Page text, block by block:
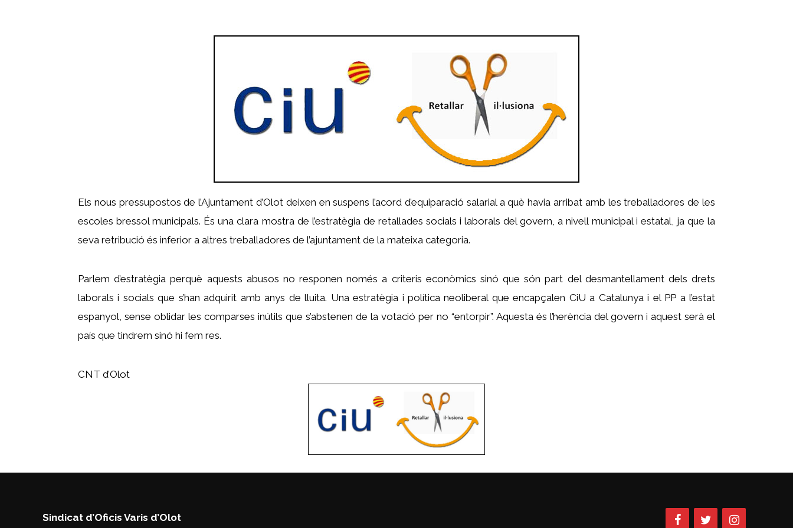
Els nous pressupostos de l’Ajuntament d’Olot deixen en suspens l’acord d’equiparació salarial a què havia arribat amb les treballadores de les
escoles bressol municipals. És una clara mostra de l’estratègia de retallades socials i laborals del govern, a nivell municipal i estatal, ja que la
seva retribució és inferior a altres treballadores de l’ajuntament de la mateixa categoria.
Parlem d’estratègia perquè aquests abusos no responen només a criteris econòmics sinó que són part del desmantellament dels drets
laborals i socials que s’han adquirit amb anys de lluita. Una estratègia i política neoliberal que encapçalen CiU a Catalunya i el PP a l’estat
espanyol, sense oblidar les comparses inútils que s’abstenen de la votació per no “entorpir”. Aquesta és l’herència del govern i aquest serà el
país que tindrem sinó hi fem res.
CNT d’Olot
Sindicat d’Oficis Varis d’Olot